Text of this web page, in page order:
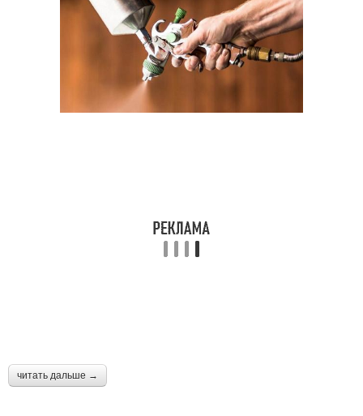
читать дальше →